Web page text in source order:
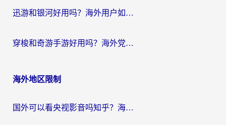
迅游和银河好用吗？海外用户如何选择回国加速器实现无缝访问国内资源
穿梭和奇游手游好用吗？海外党亲测3款回国加速器，附蜜蜂加速器七天试用攻略
海外地区限制
国外可以看央视影音吗知乎？海外党亲测有效的回国加速方案